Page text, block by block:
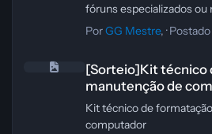
fóruns especializados
conhecidos. Evite baixar
Para o Motospeed V90,
primeiro se ele funciona
Windows, sem driver
casos, o mouse já opera
PorGG Mestre, ·Postado
[Sorteio]Kit técnico
manutenção de
Kit técnico de
computador